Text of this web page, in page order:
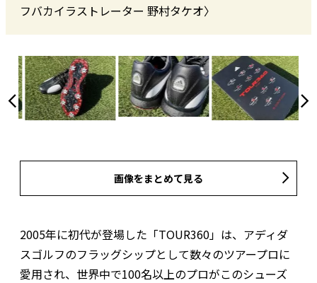
フバカイラストレーター 野村タケオ〉
画像をまとめて見る
2005年に初代が登場した「TOUR360」は、アディダ
スゴルフのフラッグシップとして数々のツアープロに
愛用され、世界中で100名以上のプロがこのシューズ